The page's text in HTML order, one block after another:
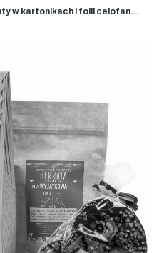
Prezenty w kartonikach i folii celofanowej